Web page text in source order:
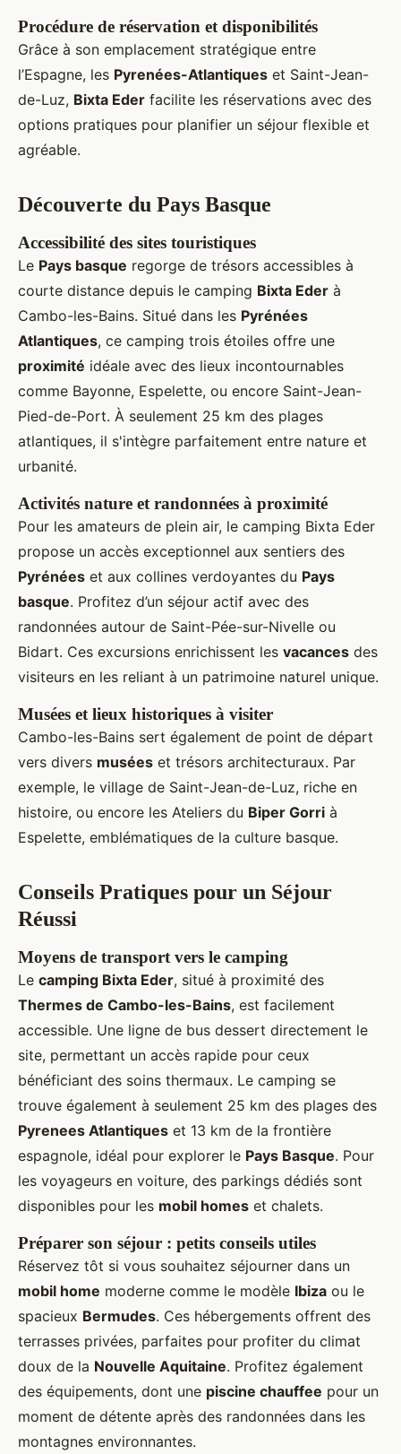
Procédure de réservation et disponibilités
Grâce à son emplacement stratégique entre
l’Espagne, les Pyrenées-Atlantiques et Saint-Jean-
de-Luz, Bixta Eder facilite les réservations avec des
options pratiques pour planifier un séjour flexible et
agréable.
Découverte du Pays Basque
Accessibilité des sites touristiques
Le Pays basque regorge de trésors accessibles à
courte distance depuis le camping Bixta Eder à
Cambo-les-Bains. Situé dans les Pyrénées
Atlantiques, ce camping trois étoiles offre une
proximité idéale avec des lieux incontournables
comme Bayonne, Espelette, ou encore Saint-Jean-
Pied-de-Port. À seulement 25 km des plages
atlantiques, il s'intègre parfaitement entre nature et
urbanité.
Activités nature et randonnées à proximité
Pour les amateurs de plein air, le camping Bixta Eder
propose un accès exceptionnel aux sentiers des
Pyrénées et aux collines verdoyantes du Pays
basque. Profitez d’un séjour actif avec des
randonnées autour de Saint-Pée-sur-Nivelle ou
Bidart. Ces excursions enrichissent les vacances des
visiteurs en les reliant à un patrimoine naturel unique.
Musées et lieux historiques à visiter
Cambo-les-Bains sert également de point de départ
vers divers musées et trésors architecturaux. Par
exemple, le village de Saint-Jean-de-Luz, riche en
histoire, ou encore les Ateliers du Biper Gorri à
Espelette, emblématiques de la culture basque.
Conseils Pratiques pour un Séjour
Réussi
Moyens de transport vers le camping
Le camping Bixta Eder, situé à proximité des
Thermes de Cambo-les-Bains, est facilement
accessible. Une ligne de bus dessert directement le
site, permettant un accès rapide pour ceux
bénéficiant des soins thermaux. Le camping se
trouve également à seulement 25 km des plages des
Pyrenees Atlantiques et 13 km de la frontière
espagnole, idéal pour explorer le Pays Basque. Pour
les voyageurs en voiture, des parkings dédiés sont
disponibles pour les mobil homes et chalets.
Préparer son séjour : petits conseils utiles
Réservez tôt si vous souhaitez séjourner dans un
mobil home moderne comme le modèle Ibiza ou le
spacieux Bermudes. Ces hébergements offrent des
terrasses privées, parfaites pour profiter du climat
doux de la Nouvelle Aquitaine. Profitez également
des équipements, dont une piscine chauffee pour un
moment de détente après des randonnées dans les
montagnes environnantes.